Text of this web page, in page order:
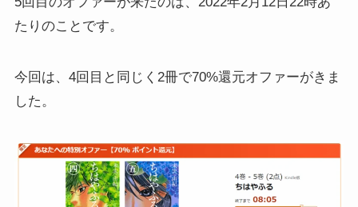
たりのことです。
今回は、4回目と同じく2冊で70%還元オファーがきま
した。